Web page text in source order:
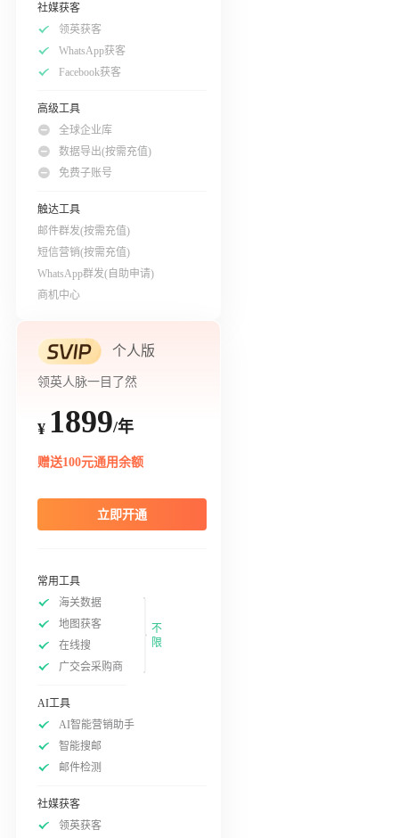
社媒获客
领英获客
WhatsApp获客
Facebook获客
高级工具
全球企业库
数据导出(按需充值)
免费子账号
触达工具
邮件群发(按需充值)
短信营销(按需充值)
WhatsApp群发(自助申请)
商机中心
个人版
领英人脉一目了然
¥ 1899/年
赠送100元通用余额
立即开通
常用工具
海关数据
地图获客
在线搜
广交会采购商
不
限
AI工具
AI智能营销助手
智能搜邮
邮件检测
社媒获客
领英获客